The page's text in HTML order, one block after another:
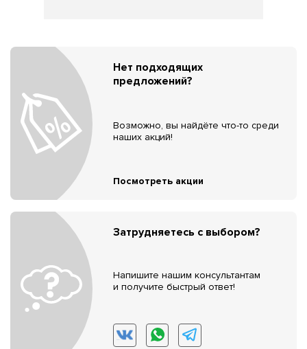
Нет подходящих
предложений?
Возможно, вы найдёте что-то среди
наших акций!
Посмотреть акции
Затрудняетесь с выбором?
Напишите нашим консультантам
и получите быстрый ответ!